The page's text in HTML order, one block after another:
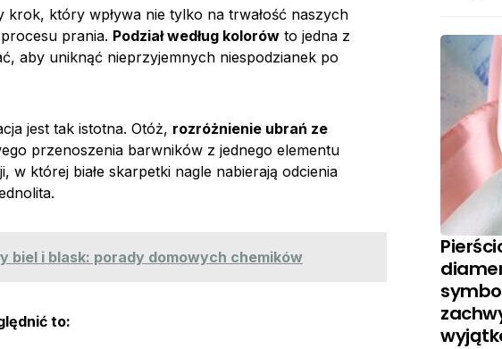
który wpływa nie tylko na trwałość naszych
prania. Podział według kolorów to jedna z
aby uniknąć nieprzyjemnych niespodzianek po
jest tak istotna. Otóż, rozróżnienie ubrań ze
przenoszenia barwników z jednego elementu
której białe skarpetki nagle nabierają odcienia
biel i blask: porady domowych chemików
to: